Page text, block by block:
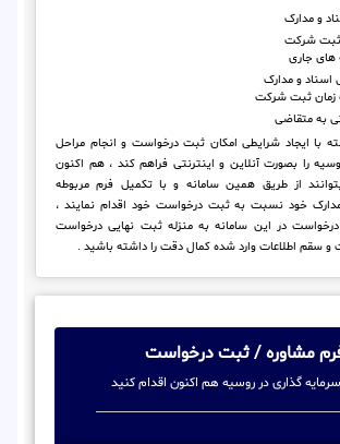
و مدارک
ثبت شرکت
های جاری
اسناد و مدارک
ثبت شرکت
به متقاضی
با ایجاد شرایطی امکان ثبت درخواست و انجام مراحل
را بصورت آنلاین و اینترنتی فراهم کند ، هم اکنون
از طریق همین سامانه و با تکمیل فرم مربوطه
خود نسبت به ثبت درخواست خود اقدام نمایند ،
در این سامانه به منزله ثبت نهایی درخواست
سقم اطلاعات وارد شده کمال دقت را داشته باشید .
مشاوره / ثبت درخواست
گذاری در روسیه هم اکنون اقدام کنید